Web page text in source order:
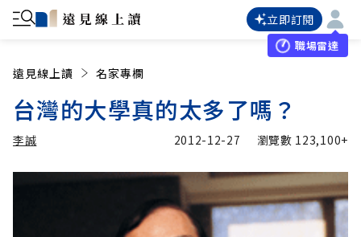
立即訂閱
職場雷達
遠見線上讀 名家專欄
台灣的大學真的太多了嗎？
李誠
加入追蹤
2012-12-27 瀏覽數 123,100+